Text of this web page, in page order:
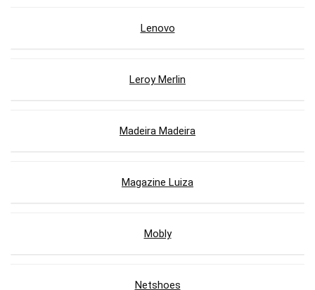
Lenovo
Leroy Merlin
Madeira Madeira
Magazine Luiza
Mobly
Netshoes